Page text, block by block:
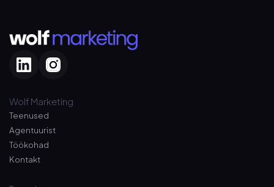
Wolf Marketing
Teenused
Agentuurist
Töökohad
Kontakt